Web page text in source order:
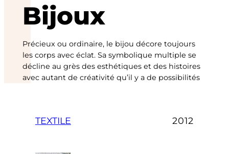
Bijoux
Précieux ou ordinaire, le bijou décore toujours
les corps avec éclat. Sa symbolique multiple se
décline au grès des esthétiques et des histoires
avec autant de créativité qu’il y a de possibilités
TEXTILE 2012